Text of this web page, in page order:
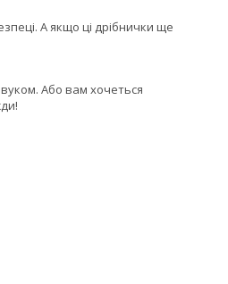
А якщо ці дрібнички ще
Або вам хочеться